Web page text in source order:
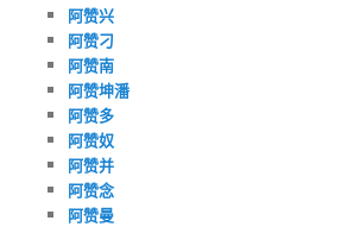
阿赞兴
阿赞刁
阿赞南
阿赞坤潘
阿赞多
阿赞奴
阿赞并
阿赞念
阿赞曼